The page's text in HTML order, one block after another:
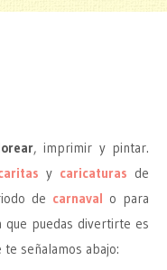
, imprimir y pintar.
y caricaturas de
de carnaval o para
que puedas divertirte es
señalamos abajo: